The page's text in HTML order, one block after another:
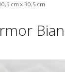
cm x 30,5 cm